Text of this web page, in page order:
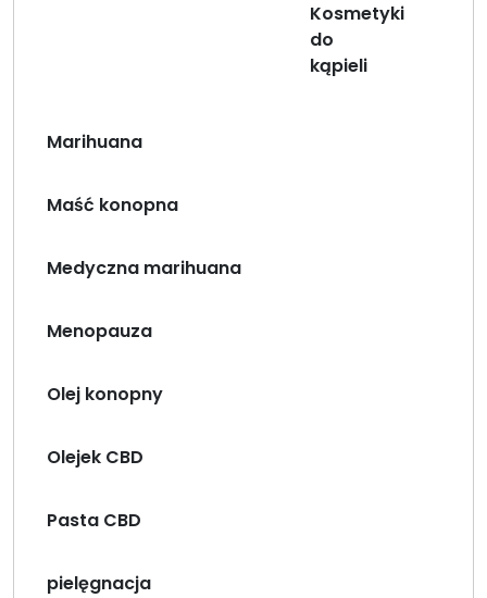
Kosmetyki
do
kąpieli
Marihuana
Maść konopna
Medyczna marihuana
Menopauza
Olej konopny
Olejek CBD
Pasta CBD
pielęgnacja